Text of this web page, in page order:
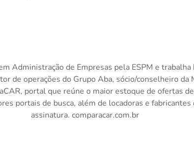
Administração de Empresas pela ESPM e trabalha
de operações do Grupo Aba, sócio/conselheiro da
portal que reúne o maior estoque de ofertas
portais de busca, além de locadoras e
assinatura. comparacar.com.br